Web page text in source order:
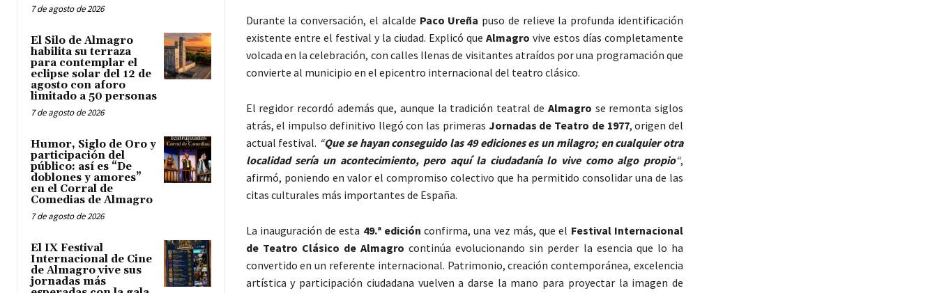
7 de agosto de 2026
El Silo de Almagro
habilita su terraza
para contemplar el
eclipse solar del 12 de
agosto con aforo
limitado a 50 personas
7 de agosto de 2026
Humor, Siglo de Oro y
participación del
público: así es “De
doblones y amores”
en el Corral de
Comedias de Almagro
7 de agosto de 2026
El IX Festival
Internacional de Cine
de Almagro vive sus
jornadas más
Durante la conversación, el alcalde Paco Ureña puso de relieve la profunda identificación
existente entre el festival y la ciudad. Explicó que Almagro vive estos días completamente
volcada en la celebración, con calles llenas de visitantes atraídos por una programación que
convierte al municipio en el epicentro internacional del teatro clásico.
El regidor recordó además que, aunque la tradición teatral deAlmagro se remonta siglos
atrás, el impulso definitivo llegó con las primeras Jornadas de Teatro de 1977, origen del
actual festival. “Que se hayan conseguido las 49 ediciones es un milagro; en cualquier otra
localidad sería un acontecimiento, pero aquí la ciudadanía lo vive como algo propio“,
afirmó, poniendo en valor el compromiso colectivo que ha permitido consolidar una de las
citas culturales más importantes de España.
La inauguración de esta 49.ª edición confirma, una vez más, que el Festival Internacional
de Teatro Clásico de Almagro continúa evolucionando sin perder la esencia que lo ha
convertido en un referente internacional. Patrimonio, creación contemporánea, excelencia
artística y participación ciudadana vuelven a darse la mano para proyectar la imagen de